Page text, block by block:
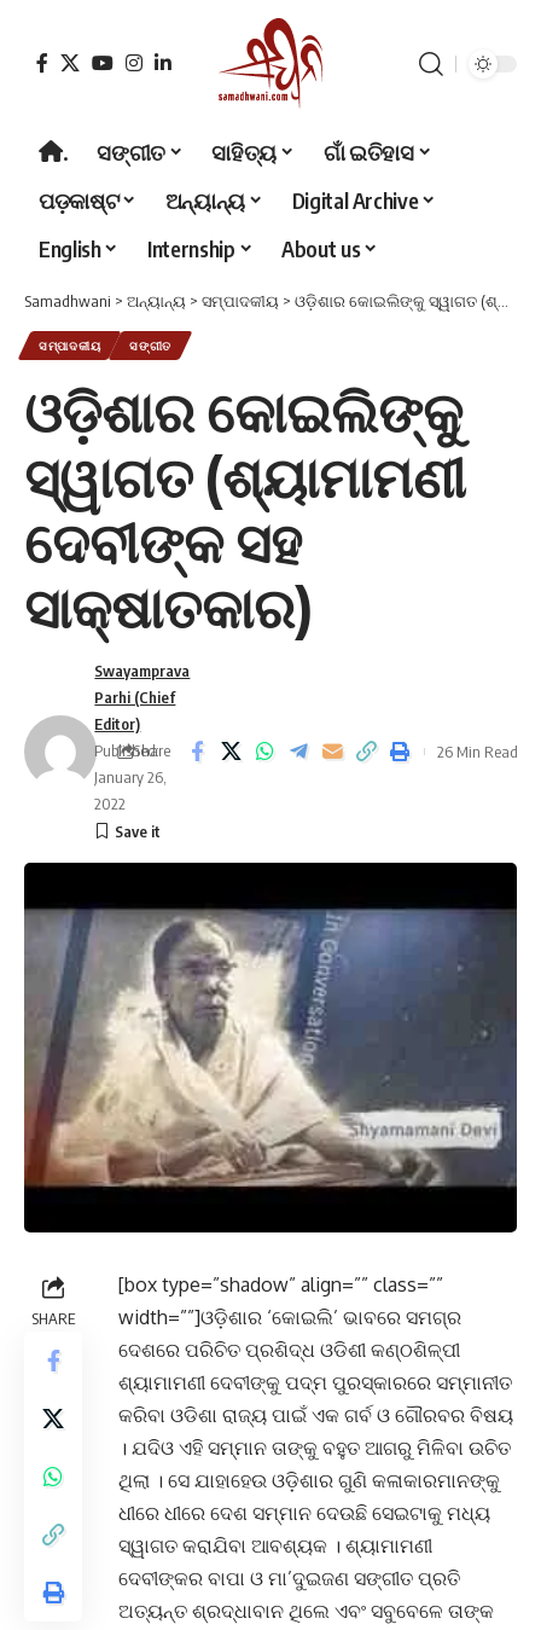
. ସଙ୍ଗୀତ ସାହିତ୍ୟ
ଗାଁ ଇତିହାସ
ପଡ଼କାଷ୍ଟ
ଅନ୍ୟାନ୍ୟ
Digital Archive
English
Internship About us
Samadhwani > ଅନ୍ୟାନ୍ୟ > ସମ୍ପାଦକୀୟ > ଓଡ଼ିଶାର କୋଇଲିଙ୍କୁ ସ୍ୱାଗତ (ଶ୍ୟାମାମଣୀ ଦେବୀଙ୍କ ସହ ସାକ୍ଷାତକାର)
ସମ୍ପାଦକୀୟ ସଙ୍ଗୀତ
ଓଡ଼ିଶାର କୋଇଲିଙ୍କୁ
ସ୍ୱାଗତ (ଶ୍ୟାମାମଣୀ
ଦେବୀଙ୍କ ସହ
ସାକ୍ଷାତକାର)
Swayamprava
Parhi (Chief
Editor)
Published:
January 26,
2022
Share 26 Min Read
SHARE
[box type=”shadow” align=”” class=””
width=””]ଓଡ଼ିଶାର ‘କୋଇଲି’ ଭାବରେ ସମଗ୍ର
ଦେଶରେ ପରିଚିତ ପ୍ରଶିଦ୍ଧ ଓଡିଶୀ କଣ୍ଠଶିଳ୍ପୀ
ଶ୍ୟାମାମଣୀ ଦେବୀଙ୍କୁ ପଦ୍ମ ପୁରସ୍କାରରେ ସମ୍ମାନୀତ
କରିବା ଓଡିଶା ରାଜ୍ୟ ପାଇଁ ଏକ ଗର୍ବ ଓ ଗୌରବର ବିଷୟ
। ଯଦିଓ ଏହି ସମ୍ମାନ ତାଙ୍କୁ ବହୁତ ଆଗରୁ ମିଳିବା ଉଚିତ
ଥିଲା । ସେ ଯାହାହେଉ ଓଡ଼ିଶାର ଗୁଣି କଳାକାରମାନଙ୍କୁ
ଧୀରେ ଧୀରେ ଦେଶ ସମ୍ମାନ ଦେଉଛି ସେଇଟାକୁ ମଧ୍ୟ
ସ୍ୱାଗତ କରାଯିବା ଆବଶ୍ୟକ । ଶ୍ୟାମାମଣୀ
ଦେବୀଙ୍କର ବାପା ଓ ମା’ଦୁଇଜଣ ସଙ୍ଗୀତ ପ୍ରତି
ଅତ୍ୟନ୍ତ ଶ୍ରଦ୍ଧାବାନ ଥିଲେ ଏବଂ ସବୁବେଳେ ତାଙ୍କ